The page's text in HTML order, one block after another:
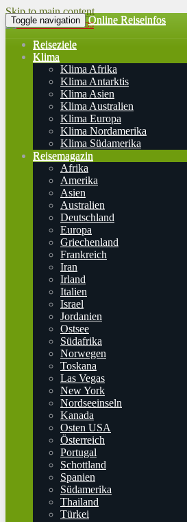
Skip to main content
Toggle navigation Online Reiseinfos
Reiseziele
Klima
Klima Afrika
Klima Antarktis
Klima Asien
Klima Australien
Klima Europa
Klima Nordamerika
Klima Südamerika
Reisemagazin
Afrika
Amerika
Asien
Australien
Deutschland
Europa
Griechenland
Frankreich
Iran
Irland
Italien
Israel
Jordanien
Ostsee
Südafrika
Norwegen
Toskana
Las Vegas
New York
Nordseeinseln
Kanada
Osten USA
Österreich
Portugal
Schottland
Spanien
Südamerika
Thailand
Türkei